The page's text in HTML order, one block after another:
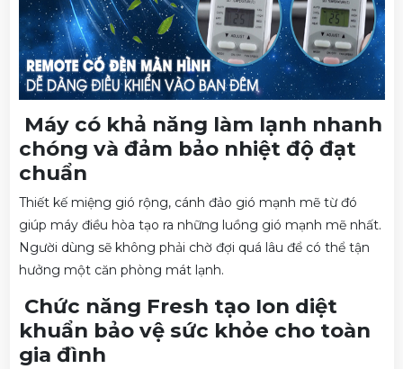
Máy có khả năng làm lạnh nhanh
chóng và đảm bảo nhiệt độ đạt
chuẩn
Thiết kế miệng gió rộng, cánh đảo gió mạnh mẽ từ đó
giúp máy điều hòa tạo ra những luồng gió mạnh mẽ nhất.
Người dùng sẽ không phải chờ đợi quá lâu để có thể tận
hưởng một căn phòng mát lạnh.
Chức năng Fresh tạo Ion diệt
khuẩn bảo vệ sức khỏe cho toàn
gia đình